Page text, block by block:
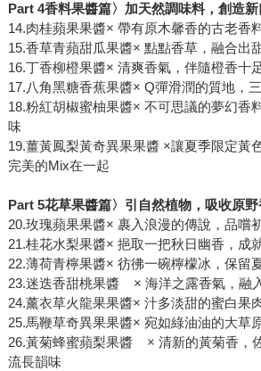
Part 4香料果醬篇〉加天然調味料，創造
14.肉桂蘋果果醬× 帶有原木馨香的古老香
15.香草青蘋甜瓜果醬× 點點香草，融合出
16.丁香柳橙果醬× 清爽香氣，伴隨橙香十
17.八角黑糖香蕉果醬× Q彈滑潤的質地，
18.粉紅胡椒蜜柚果醬× 不可思議的夢幻香
味
19.薑黃鳳梨黃奇異果果醬 ×讓夏季限定黃
完美的Mix在一起
Part 5花草果醬篇〉引自然植物，吸收原
20.玫瑰蘋果果醬× 裹入浪漫的傳說，品嚐
21.桂花水梨果醬× 挹取一把秋日幽香，成
22.薄荷青檸果醬× 彷彿一碗檸檬冰，保留
23.迷迭香甜桃果醬 × 海洋之露香氣，融
24.薰衣草火龍果果醬× 汁多淡甜的蜜白果
25.馬鞭草奇異果果醬× 宛如綠油油的大草
26.黃菊蜂蜜蘋梨果醬 × 清新的黃菊香，
流長韻味